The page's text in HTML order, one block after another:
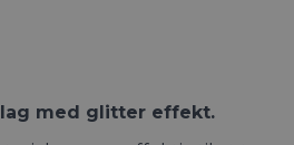
med glitter effekt.